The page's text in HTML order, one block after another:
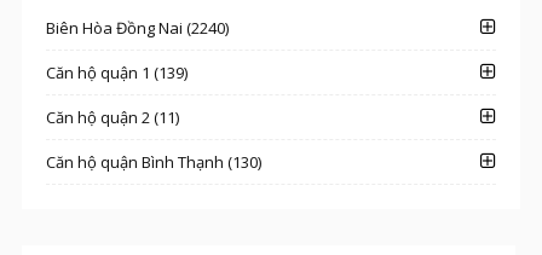
Biên Hòa Đồng Nai (2240)
Căn hộ quận 1 (139)
Căn hộ quận 2 (11)
Căn hộ quận Bình Thạnh (130)